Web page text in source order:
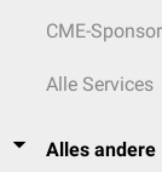
CME-
Alle Services
Alles andere